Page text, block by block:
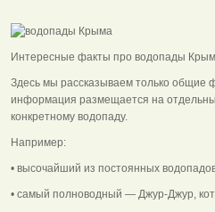
Интересные факты про водопады
Здесь мы рассказываем только общие
информация размещается на
конкретному водопаду.
Например:
• высочайший из постоянных
• самый полноводный — Джур-Джур,